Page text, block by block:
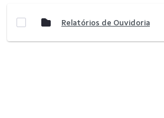
Relatórios de Ouvidoria